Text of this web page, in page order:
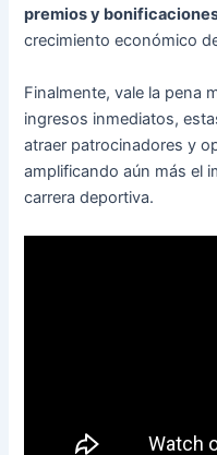
premios y
crecimiento económico
Finalmente, vale la pena
ingresos inmediatos,
atraer patrocinadores y
amplificando aún más el
carrera deportiva.